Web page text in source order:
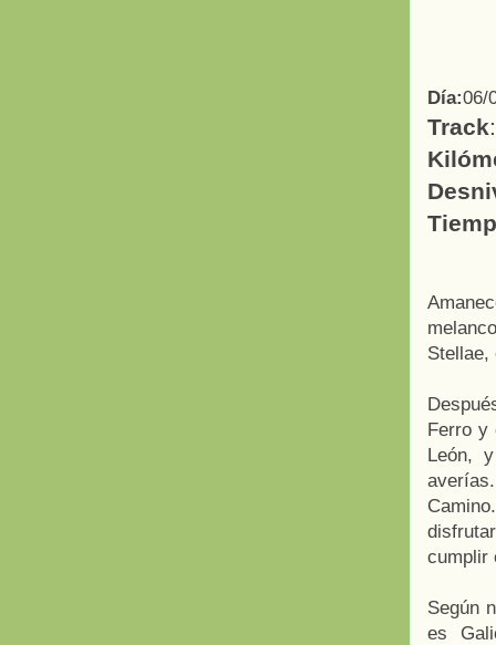
Día:06/
Track:
Ferro y
León,
cumplir
Según
es